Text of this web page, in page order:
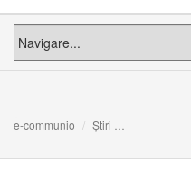
e-communio Știri